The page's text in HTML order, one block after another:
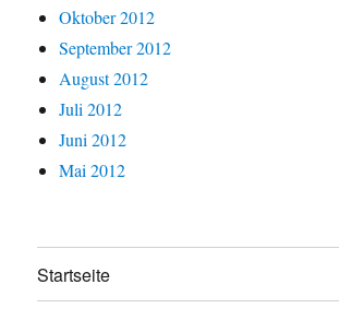
Oktober 2012
September 2012
August 2012
Juli 2012
Juni 2012
Mai 2012
Startseite